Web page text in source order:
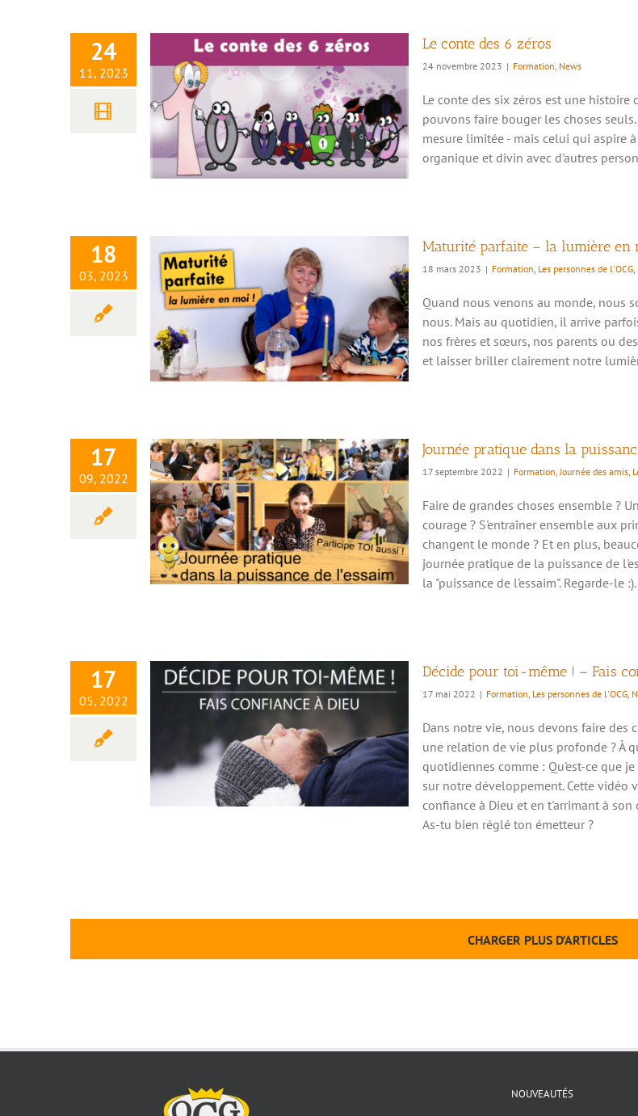
24
11, 2023
Le conte des 6 zéros
24 novembre 2023 | Formation, News
Le conte des six zéros est une
pouvons faire bouger les choses
mesure limitée - mais celui qui aspire
organique et divin avec d'autres
18
03, 2023
Maturité parfaite – la lumière en
moi !
Maturité parfaite – la lumière en
18 mars 2023 | Formation, Les personnes de l'OCG,
Quand nous venons au monde, nous
nous. Mais au quotidien, il arrive
nos frères et sœurs, nos parents ou
et laisser briller clairement notre
17
09, 2022
Journée pratique dans la
puissance de l’essaim
Journée pratique dans la
17 septembre 2022 | Formation,Journée des amis,
Faire de grandes choses ensemble ?
courage ? S'entraîner ensemble aux
changent le monde ? Et en plus,
journée pratique de la puissance de
la "puissance de l'essaim". Regarde-le :).
17
05, 2022
Décide pour toi-même ! – Fais
Décide pour toi-même ! – Fais
17 mai 2022 | Formation, Les personnes de l'OCG,
Dans notre vie, nous devons faire des
une relation de vie plus profonde ? À
quotidiennes comme : Qu'est-ce que
sur notre développement. Cette vidéo
confiance à Dieu et en t'arrimant à
As-tu bien réglé ton émetteur ?
CHARGER PLUS D’ARTICLES
NOUVEAUTÉS